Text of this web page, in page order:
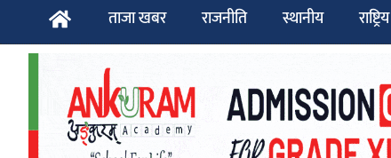
ताजा खबर राजनीति स्थानीय राष्ट्रिय